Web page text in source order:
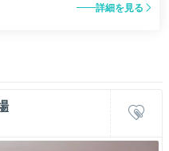
詳細を見る